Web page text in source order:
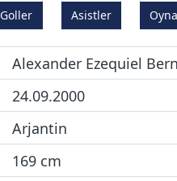
Goller Asistler
Alexander Ezequiel
24.09.2000
Arjantin
169 cm